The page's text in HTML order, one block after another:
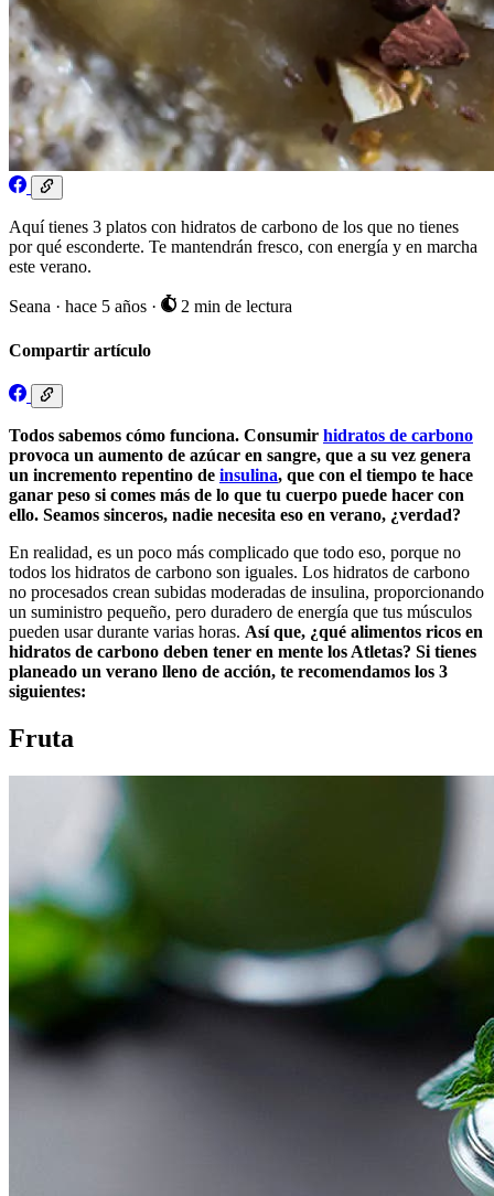
Aquí tienes 3 platos con hidratos de carbono de los que no tienes
por qué esconderte. Te mantendrán fresco, con energía y en marcha
este verano.
Seana · hace 5 años · 2 min de lectura
Compartir artículo
Todos sabemos cómo funciona. Consumir hidratos de carbono
provoca un aumento de azúcar en sangre, que a su vez genera
un incremento repentino de insulina, que con el tiempo te hace
ganar peso si comes más de lo que tu cuerpo puede hacer con
ello. Seamos sinceros, nadie necesita eso en verano, ¿verdad?
En realidad, es un poco más complicado que todo eso, porque no
todos los hidratos de carbono son iguales. Los hidratos de carbono
no procesados crean subidas moderadas de insulina, proporcionando
un suministro pequeño, pero duradero de energía que tus músculos
pueden usar durante varias horas. Así que, ¿qué alimentos ricos en
hidratos de carbono deben tener en mente los Atletas? Si tienes
planeado un verano lleno de acción, te recomendamos los 3
siguientes:
Fruta